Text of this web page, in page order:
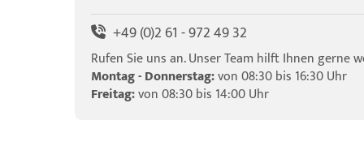
+49 (0)2 61 - 972 49 32
Rufen Sie uns an. Unser Team hilft Ihnen gerne
Montag - Donnerstag:von 08:30 bis 16:30 Uhr
Freitag:von 08:30 bis 14:00 Uhr